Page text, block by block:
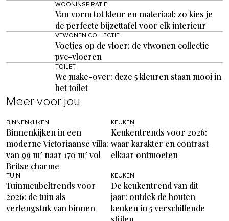
WOONINSPIRATIE
Van vorm tot kleur en materiaal: zo kies je
de perfecte bijzettafel voor elk interieur
VTWONEN COLLECTIE
Voetjes op de vloer: de vtwonen collectie
pvc-vloeren
TOILET
Wc make-over: deze 5 kleuren staan mooi in
het toilet
Meer voor jou
BINNENKIJKEN
Binnenkijken in een
moderne Victoriaanse villa:
van 99 m² naar 170 m² vol
Britse charme
KEUKEN
Keukentrends voor 2026:
waar karakter en contrast
elkaar ontmoeten
TUIN
Tuinmeubeltrends voor
2026: de tuin als
verlengstuk van binnen
KEUKEN
De keukentrend van dit
jaar: ontdek de houten
keuken in 5 verschillende